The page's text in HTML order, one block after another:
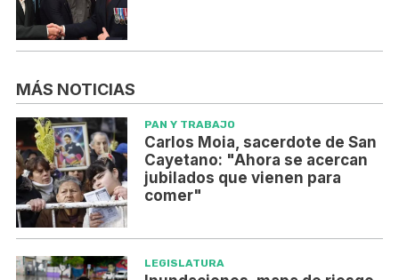
MÁS NOTICIAS
PAN Y TRABAJO
Carlos Moia, sacerdote de San
Cayetano: "Ahora se acercan
jubilados que vienen para
comer"
LEGISLATURA